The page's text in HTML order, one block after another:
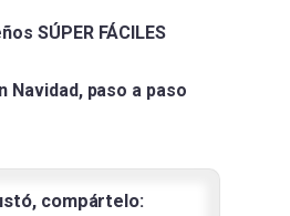
SÚPER FÁCILES
Navidad, paso a paso
compártelo: